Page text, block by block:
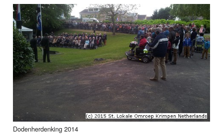
Dodenherdenking 2014